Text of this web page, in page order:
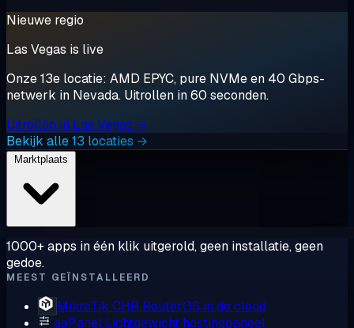
Nieuwe regio
Las Vegas is live
Onze 13e locatie: AMD EPYC, pure NVMe en 40 Gbps-
netwerk in Nevada. Uitrollen in 60 seconden.
Uitrollen in Las Vegas →
Bekijk alle 13 locaties →
1000+ apps in één klik uitgerold, geen installatie, geen
gedoe.
MEEST GEÏNSTALLEERD
MikroTik CHR RouterOS in de cloud
aaPanel Lichtgewicht hostingpaneel